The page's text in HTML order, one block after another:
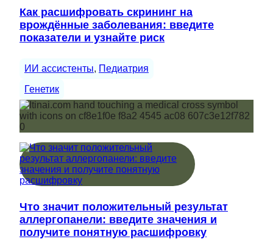
Как расшифровать скрининг на
врождённые заболевания: введите
показатели и узнайте риск
ИИ ассистенты, Педиатрия
Генетик
Что значит положительный результат
аллергопанели: введите значения и
получите понятную расшифровку